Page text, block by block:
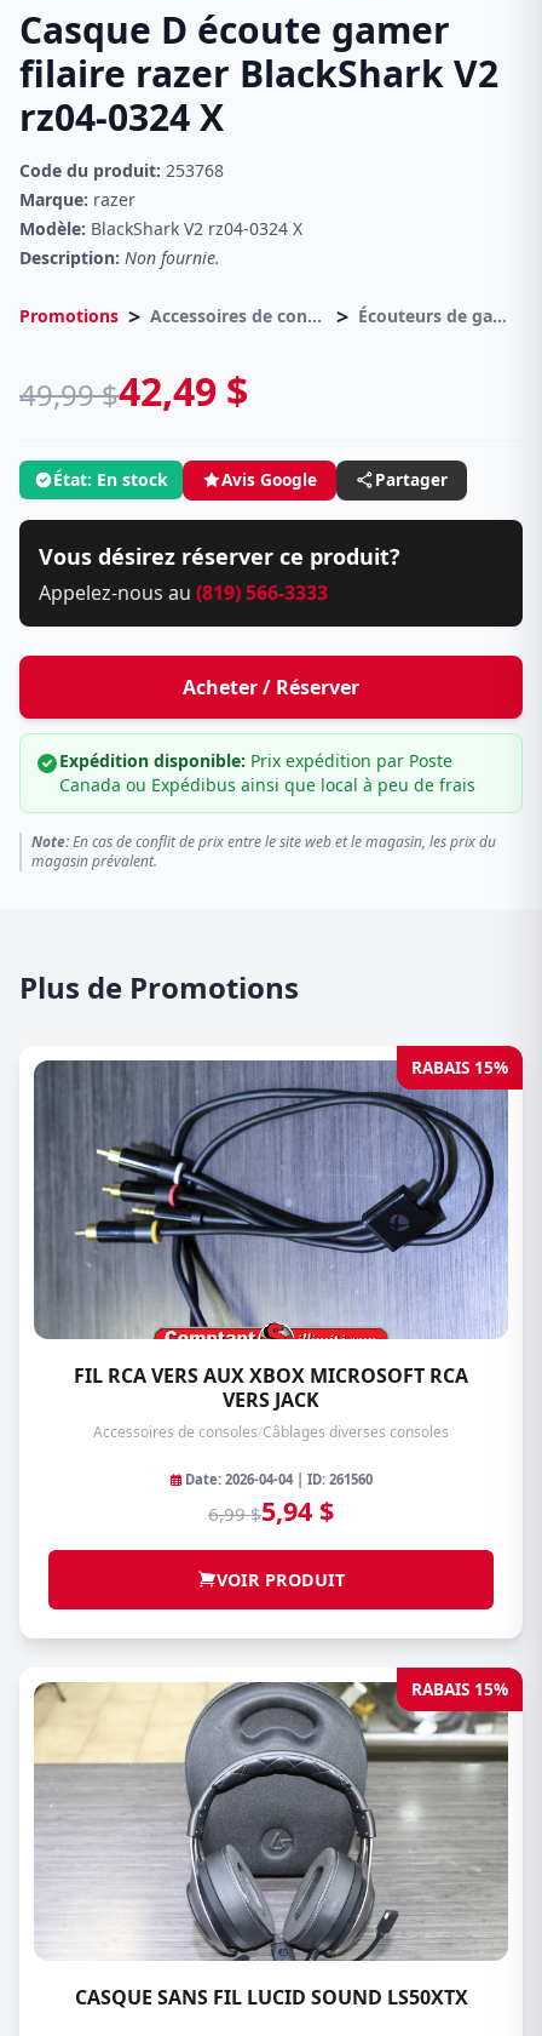
Casque D écoute gamer
filaire razer BlackShark V2
rz04-0324 X
Code du produit: 253768
Marque: razer
Modèle: BlackShark V2 rz04-0324 X
Description: Non fournie.
Promotions > Accessoires de consoles > Écouteurs de gamer
49,99 $42,49 $
État: En stock Avis Google Partager
Vous désirez réserver ce produit?
Appelez-nous au (819) 566-3333
Acheter / Réserver
Expédition disponible: Prix expédition par Poste
Canada ou Expédibus ainsi que local à peu de frais
Note:En cas de conflit de prix entre le site web et le magasin, les prix du
magasin prévalent.
Plus de Promotions
RABAIS 15%
FIL RCA VERS AUX XBOX MICROSOFT RCA
VERS JACK
Accessoires de consoles/Câblages diverses consoles
Date: 2026-04-04 | ID: 261560
6,99 $5,94 $
VOIR PRODUIT
RABAIS 15%
CASQUE SANS FIL LUCID SOUND LS50XTX